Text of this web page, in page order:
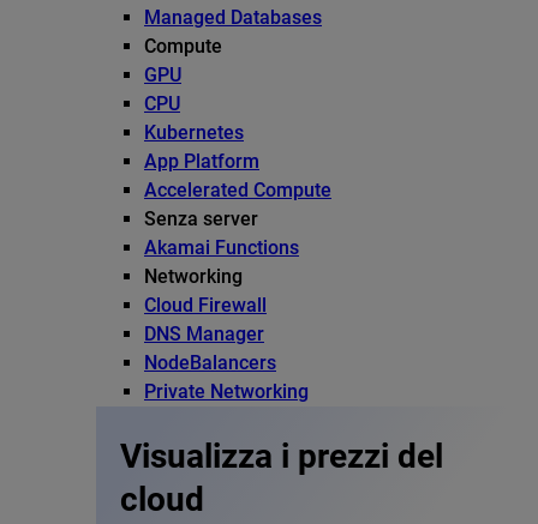
Managed Databases
Compute
GPU
CPU
Kubernetes
App Platform
Accelerated Compute
Senza server
Akamai Functions
Networking
Cloud Firewall
DNS Manager
NodeBalancers
Private Networking
Visualizza i prezzi del
cloud